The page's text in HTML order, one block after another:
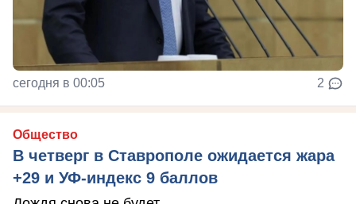
сегодня в 00:05 2
Общество
В четверг в Ставрополе ожидается жара
+29 и УФ-индекс 9 баллов